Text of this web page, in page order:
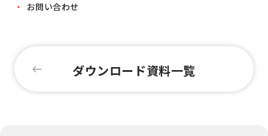
・
お問い合わせ
ダウンロード資料一覧